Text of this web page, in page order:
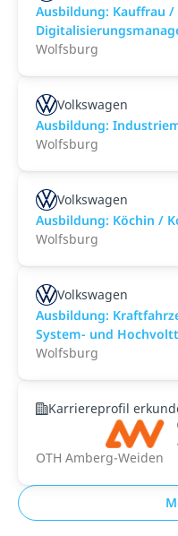
Ausbildung: Kauffrau
Wolfsburg
Volkswagen
Ausbildung:
Wolfsburg
Volkswagen
Ausbildung: Köchin /
Wolfsburg
Volkswagen
Ausbildung:
System- und
Wolfsburg
Karriereprofil
OTH Amberg-Weiden